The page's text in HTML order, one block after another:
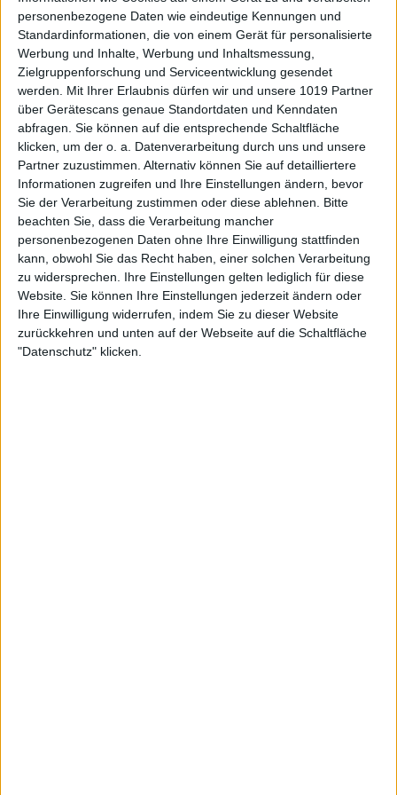
personenbezogene Daten wie eindeutige Kennungen und
Standardinformationen, die von einem Gerät für personalisierte
Werbung und Inhalte, Werbung und Inhaltsmessung,
Zielgruppenforschung und Serviceentwicklung gesendet
werden.
Mit Ihrer Erlaubnis dürfen wir und unsere 1019 Partner
über Gerätescans genaue Standortdaten und Kenndaten
abfragen. Sie können auf die entsprechende Schaltfläche
klicken, um der o. a. Datenverarbeitung durch uns und unsere
Partner zuzustimmen. Alternativ können Sie auf detailliertere
Informationen zugreifen und Ihre Einstellungen ändern, bevor
Sie der Verarbeitung zustimmen oder diese ablehnen.
Bitte
beachten Sie, dass die Verarbeitung mancher
personenbezogenen Daten ohne Ihre Einwilligung stattfinden
kann, obwohl Sie das Recht haben, einer solchen Verarbeitung
zu widersprechen. Ihre Einstellungen gelten lediglich für diese
Website. Sie können Ihre Einstellungen jederzeit ändern oder
Ihre Einwilligung widerrufen, indem Sie zu dieser Website
zurückkehren und unten auf der Webseite auf die Schaltfläche
"Datenschutz" klicken.